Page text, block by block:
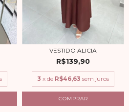
VESTIDO ALICIA
R$139,90
3 x de R$46,63 sem juros
COMPRAR